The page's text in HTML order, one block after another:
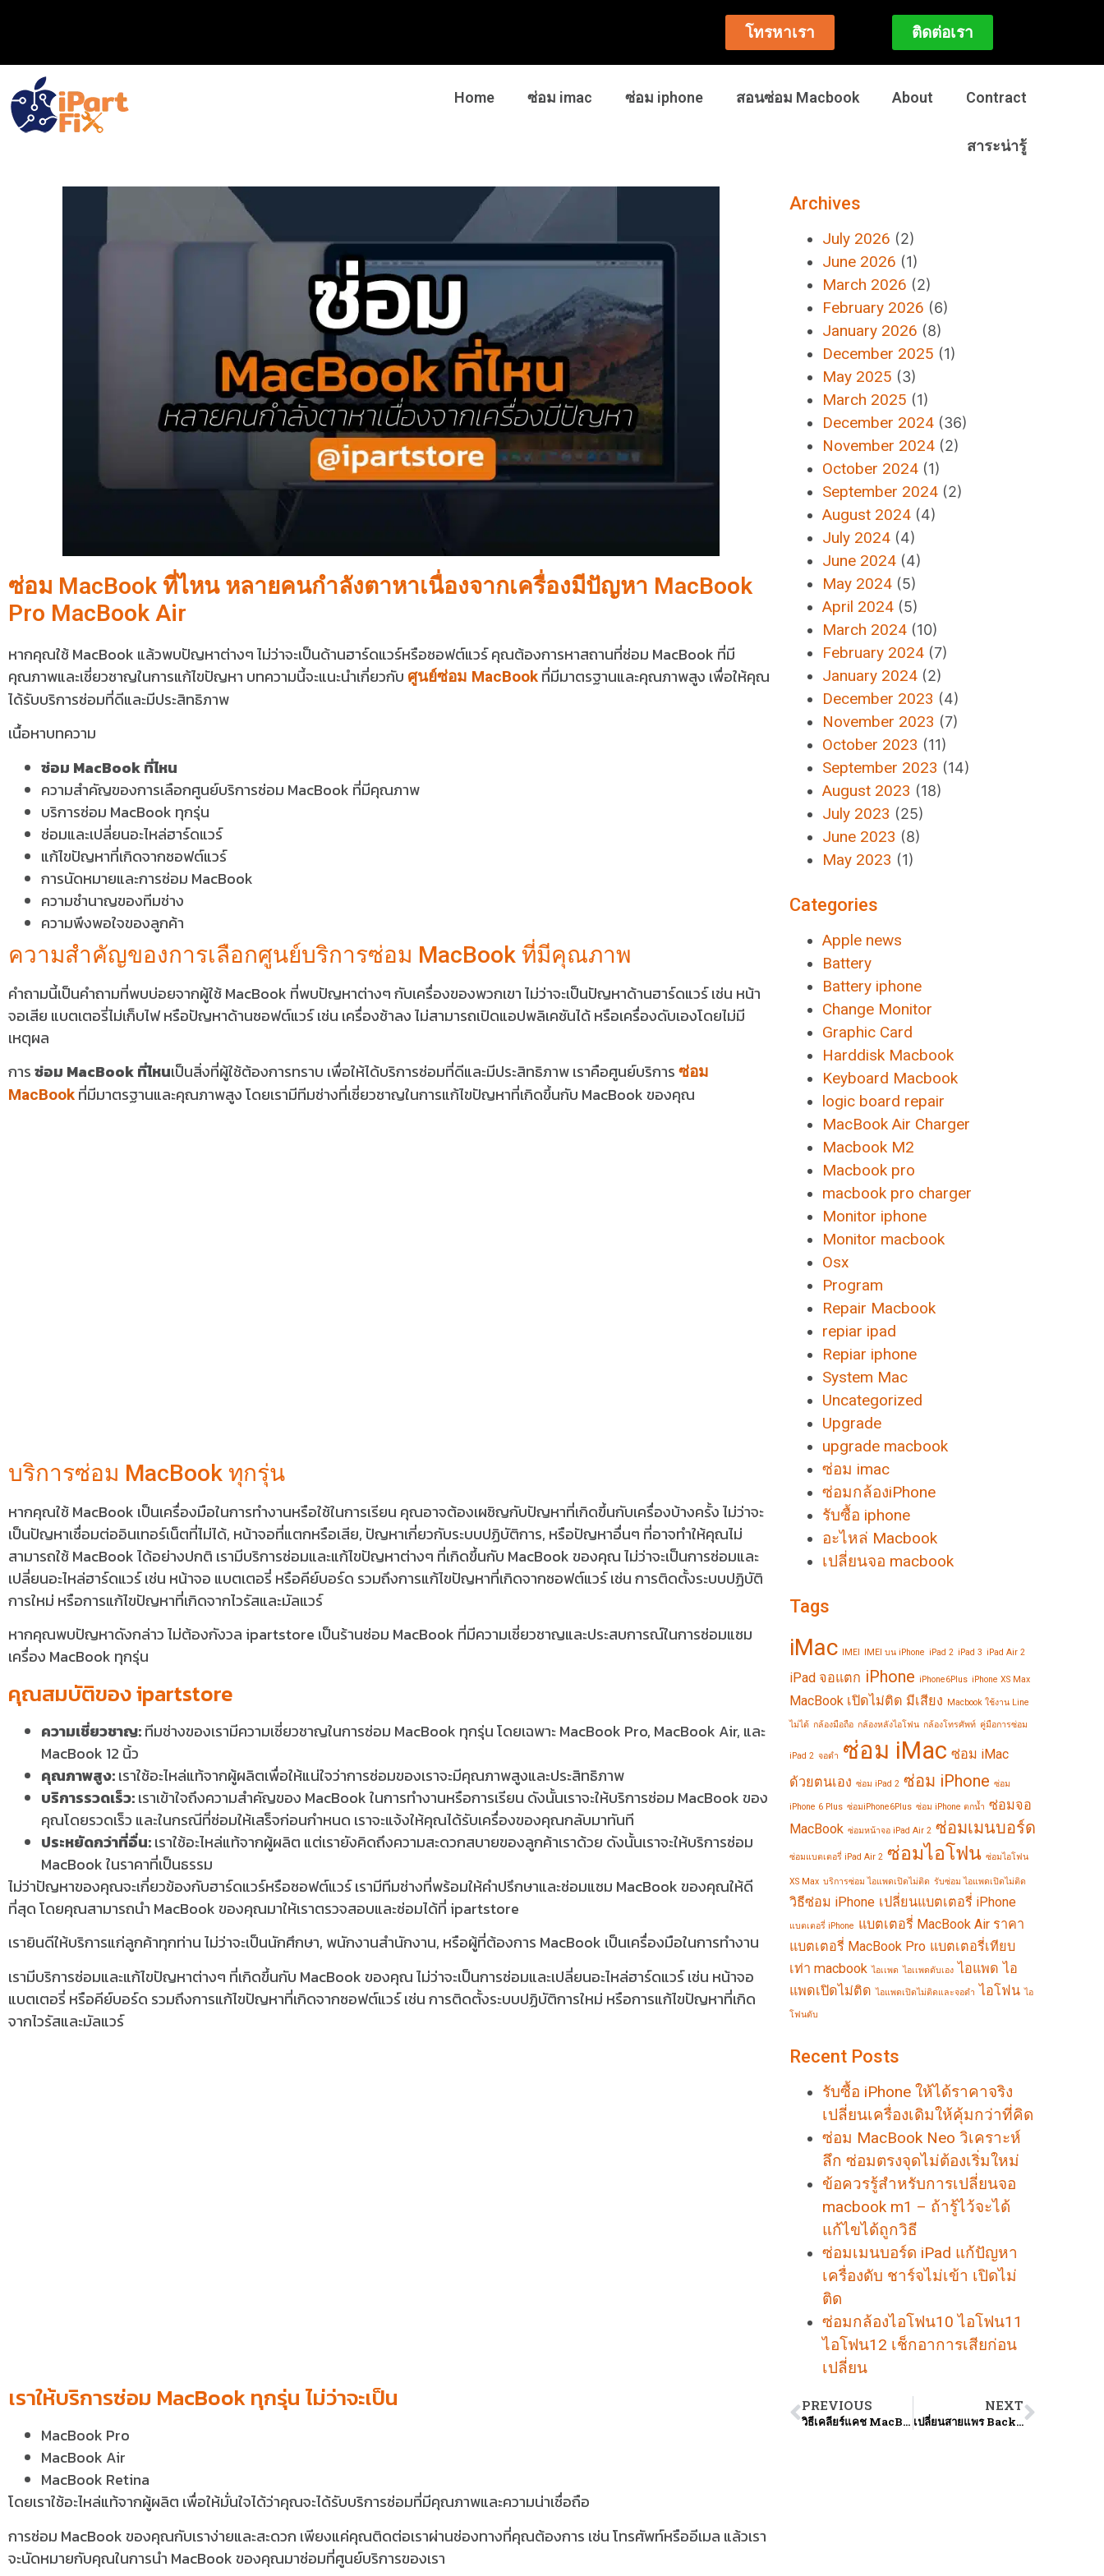
โทรหาเรา ติดต่อเรา
Home ซ่อม imac ซ่อม iphone สอนซ่อม Macbook About Contract
สาระน่ารู้
ซ่อม MacBook ที่ไหน หลายคนกำลังตาหาเนื่องจากเครื่องมีปัญหา MacBook
Pro MacBook Air
หากคุณใช้ MacBook แล้วพบปัญหาต่างๆ ไม่ว่าจะเป็นด้านฮาร์ดแวร์หรือซอฟต์แวร์ คุณต้องการหาสถานที่ซ่อม MacBook ที่มี
คุณภาพและเชี่ยวชาญในการแก้ไขปัญหา บทความนี้จะแนะนำเกี่ยวกับ ศูนย์ซ่อม MacBook ที่มีมาตรฐานและคุณภาพสูง เพื่อให้คุณ
ได้รับบริการซ่อมที่ดีและมีประสิทธิภาพ
เนื้อหาบทความ
ซ่อม MacBook ที่ไหน
ความสำคัญของการเลือกศูนย์บริการซ่อม MacBook ที่มีคุณภาพ
บริการซ่อม MacBook ทุกรุ่น
ซ่อมและเปลี่ยนอะไหล่ฮาร์ดแวร์
แก้ไขปัญหาที่เกิดจากซอฟต์แวร์
การนัดหมายและการซ่อม MacBook
ความชำนาญของทีมช่าง
ความพึงพอใจของลูกค้า
ความสำคัญของการเลือกศูนย์บริการซ่อม MacBook ที่มีคุณภาพ
คำถามนี้เป็นคำถามที่พบบ่อยจากผู้ใช้ MacBook ที่พบปัญหาต่างๆ กับเครื่องของพวกเขา ไม่ว่าจะเป็นปัญหาด้านฮาร์ดแวร์ เช่น หน้า
จอเสีย แบตเตอรี่ไม่เก็บไฟ หรือปัญหาด้านซอฟต์แวร์ เช่น เครื่องช้าลง ไม่สามารถเปิดแอปพลิเคชันได้ หรือเครื่องดับเองโดยไม่มี
เหตุผล
การซ่อม MacBook ที่ไหนเป็นสิ่งที่ผู้ใช้ต้องการทราบ เพื่อให้ได้บริการซ่อมที่ดีและมีประสิทธิภาพ เราคือศูนย์บริการ ซ่อม
MacBook ที่มีมาตรฐานและคุณภาพสูง โดยเรามีทีมช่างที่เชี่ยวชาญในการแก้ไขปัญหาที่เกิดขึ้นกับ MacBook ของคุณ
บริการซ่อม MacBook ทุกรุ่น
หากคุณใช้ MacBook เป็นเครื่องมือในการทำงานหรือใช้ในการเรียน คุณอาจต้องเผชิญกับปัญหาที่เกิดขึ้นกับเครื่องบ้างครั้ง ไม่ว่าจะ
เป็นปัญหาเชื่อมต่ออินเทอร์เน็ตที่ไม่ได้, หน้าจอที่แตกหรือเสีย, ปัญหาเกี่ยวกับระบบปฏิบัติการ, หรือปัญหาอื่นๆ ที่อาจทำให้คุณไม่
สามารถใช้ MacBook ได้อย่างปกติ เรามีบริการซ่อมและแก้ไขปัญหาต่างๆ ที่เกิดขึ้นกับ MacBook ของคุณ ไม่ว่าจะเป็นการซ่อมและ
เปลี่ยนอะไหล่ฮาร์ดแวร์ เช่น หน้าจอ แบตเตอรี่ หรือคีย์บอร์ด รวมถึงการแก้ไขปัญหาที่เกิดจากซอฟต์แวร์ เช่น การติดตั้งระบบปฏิบัติ
การใหม่ หรือการแก้ไขปัญหาที่เกิดจากไวรัสและมัลแวร์
หากคุณพบปัญหาดังกล่าว ไม่ต้องกังวล ipartstore เป็นร้านซ่อม MacBook ที่มีความเชี่ยวชาญและประสบการณ์ในการซ่อมแซม
เครื่อง MacBook ทุกรุ่น
คุณสมบัติของ ipartstore
ความเชี่ยวชาญ:ทีมช่างของเรามีความเชี่ยวชาญในการซ่อม MacBook ทุกรุ่น โดยเฉพาะ MacBook Pro, MacBook Air, และ
MacBook 12 นิ้ว
คุณภาพสูง:เราใช้อะไหล่แท้จากผู้ผลิตเพื่อให้แน่ใจว่าการซ่อมของเราจะมีคุณภาพสูงและประสิทธิภาพ
บริการรวดเร็ว:เราเข้าใจถึงความสำคัญของ MacBook ในการทำงานหรือการเรียน ดังนั้นเราจะให้บริการซ่อม MacBook ของ
คุณโดยรวดเร็ว และในกรณีที่ซ่อมให้เสร็จก่อนกำหนด เราจะแจ้งให้คุณได้รับเครื่องของคุณกลับมาทันที
ประหยัดกว่าที่อื่น:เราใช้อะไหล่แท้จากผู้ผลิต แต่เรายังคิดถึงความสะดวกสบายของลูกค้าเราด้วย ดังนั้นเราจะให้บริการซ่อม
MacBook ในราคาที่เป็นธรรม
ไม่ว่าปัญหาของคุณจะเกี่ยวข้องกับฮาร์ดแวร์หรือซอฟต์แวร์ เรามีทีมช่างที่พร้อมให้คำปรึกษาและซ่อมแซม MacBook ของคุณให้ดี
ที่สุด โดยคุณสามารถนำ MacBook ของคุณมาให้เราตรวจสอบและซ่อมได้ที่ ipartstore
เรายินดีให้บริการแก่ลูกค้าทุกท่าน ไม่ว่าจะเป็นนักศึกษา, พนักงานสำนักงาน, หรือผู้ที่ต้องการ MacBook เป็นเครื่องมือในการทำงาน
เรามีบริการซ่อมและแก้ไขปัญหาต่างๆ ที่เกิดขึ้นกับ MacBook ของคุณ ไม่ว่าจะเป็นการซ่อมและเปลี่ยนอะไหล่ฮาร์ดแวร์ เช่น หน้าจอ
แบตเตอรี่ หรือคีย์บอร์ด รวมถึงการแก้ไขปัญหาที่เกิดจากซอฟต์แวร์ เช่น การติดตั้งระบบปฏิบัติการใหม่ หรือการแก้ไขปัญหาที่เกิด
จากไวรัสและมัลแวร์
เราให้บริการซ่อม MacBook ทุกรุ่น ไม่ว่าจะเป็น
MacBook Pro
MacBook Air
MacBook Retina
โดยเราใช้อะไหล่แท้จากผู้ผลิต เพื่อให้มั่นใจได้ว่าคุณจะได้รับบริการซ่อมที่มีคุณภาพและความน่าเชื่อถือ
การซ่อม MacBook ของคุณกับเราง่ายและสะดวก เพียงแค่คุณติดต่อเราผ่านช่องทางที่คุณต้องการ เช่น โทรศัพท์หรืออีเมล แล้วเรา
จะนัดหมายกับคุณในการนำ MacBook ของคุณมาซ่อมที่ศูนย์บริการของเรา
Archives
July 2026 (2)
June 2026 (1)
March 2026 (2)
February 2026 (6)
January 2026 (8)
December 2025 (1)
May 2025 (3)
March 2025 (1)
December 2024 (36)
November 2024 (2)
October 2024 (1)
September 2024 (2)
August 2024 (4)
July 2024 (4)
June 2024 (4)
May 2024 (5)
April 2024 (5)
March 2024 (10)
February 2024 (7)
January 2024 (2)
December 2023 (4)
November 2023 (7)
October 2023 (11)
September 2023 (14)
August 2023 (18)
July 2023 (25)
June 2023 (8)
May 2023 (1)
Categories
Apple news
Battery
Battery iphone
Change Monitor
Graphic Card
Harddisk Macbook
Keyboard Macbook
logic board repair
MacBook Air Charger
Macbook M2
Macbook pro
macbook pro charger
Monitor iphone
Monitor macbook
Osx
Program
Repair Macbook
repiar ipad
Repiar iphone
System Mac
Uncategorized
Upgrade
upgrade macbook
ซ่อม imac
ซ่อมกล้องiPhone
รับซื้อ iphone
อะไหล่ Macbook
เปลี่ยนจอ macbook
Tags
iMac IMEI IMEI บน iPhone iPad 2 iPad 3 iPad Air 2
iPad จอแตก iPhone iPhone6Plus iPhone XS Max
MacBook เปิดไม่ติด มีเสียง Macbook ใช้งาน Line
ไม่ได้ กล้องมือถือ กล้องหลังไอโฟน กล้องโทรศัพท์ คู่มือการซ่อม
iPad 2 จอดำ ซ่อม iMac ซ่อม iMac
ด้วยตนเอง ซ่อม iPad 2 ซ่อม iPhone ซ่อม
iPhone 6 Plus ซ่อมiPhone6Plus ซ่อม iPhone ตกน้ำ ซ่อมจอ
MacBook ซ่อมหน้าจอ iPad Air 2 ซ่อมเมนบอร์ด
ซ่อมแบตเตอรี่ iPad Air 2 ซ่อมไอโฟน ซ่อมไอโฟน
XS Max บริการซ่อม ไอแพดเปิดไม่ติด รับซ่อม ไอแพดเปิดไม่ติด
วิธีซ่อม iPhone เปลี่ยนแบตเตอรี่ iPhone
แบตเตอรี่ iPhone แบตเตอรี่ MacBook Air ราคา
แบตเตอรี่ MacBook Pro แบตเตอรี่เทียบ
เท่า macbook ไอเเพด ไอเเพดดับเอง ไอแพด ไอ
แพดเปิดไม่ติด ไอแพดเปิดไม่ติดและจอดำ ไอโฟน ไอ
โฟนดับ
Recent Posts
รับซื้อ iPhone ให้ได้ราคาจริง
เปลี่ยนเครื่องเดิมให้คุ้มกว่าที่คิด
ซ่อม MacBook Neo วิเคราะห์
ลึก ซ่อมตรงจุดไม่ต้องเริ่มใหม่
ข้อควรรู้สำหรับการเปลี่ยนจอ
macbook m1 – ถ้ารู้ไว้จะได้
แก้ไขได้ถูกวิธี
ซ่อมเมนบอร์ด iPad แก้ปัญหา
เครื่องดับ ชาร์จไม่เข้า เปิดไม่
ติด
ซ่อมกล้องไอโฟน10 ไอโฟน11
ไอโฟน12 เช็กอาการเสียก่อน
เปลี่ยน
PREVIOUS
วิธีเคลียร์แคช MacBook เพราะเครื่องอืดค้างขยับเมาส์ไม่ได้
NEXT
เปลี่ยนสายแพร Backlight เพื่อแก้ไขภาพลาง Macbook ที่มีจอดำ